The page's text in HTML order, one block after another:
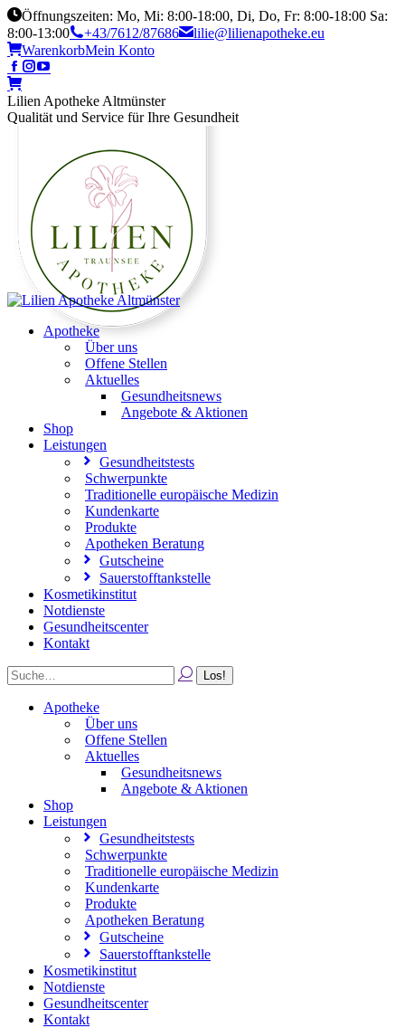
Öffnungszeiten: Mo, Mi: 8:00-18:00, Di, Do, Fr: 8:00-18:00 Sa:
8:00-13:00
+43/7612/87686
lilie@lilienapotheke.eu
WarenkorbMein Konto
Lilien Apotheke Altmünster
Qualität und Service für Ihre Gesundheit
Apotheke
Über uns
Offene Stellen
Aktuelles
Gesundheitsnews
Angebote & Aktionen
Shop
Leistungen
Gesundheitstests
Schwerpunkte
Traditionelle europäische Medizin
Kundenkarte
Produkte
Apotheken Beratung
Gutscheine
Sauerstofftankstelle
Kosmetikinstitut
Notdienste
Gesundheitscenter
Kontakt
Apotheke
Über uns
Offene Stellen
Aktuelles
Gesundheitsnews
Angebote & Aktionen
Shop
Leistungen
Gesundheitstests
Schwerpunkte
Traditionelle europäische Medizin
Kundenkarte
Produkte
Apotheken Beratung
Gutscheine
Sauerstofftankstelle
Kosmetikinstitut
Notdienste
Gesundheitscenter
Kontakt